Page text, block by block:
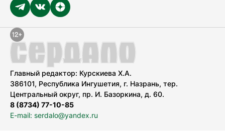
Главный редактор: Курскиева Х.А.
386101, Республика Ингушетия, г. Назрань, тер.
Центральный округ, пр. И. Базоркина, д. 60.
8 (8734) 77-10-85
E-mail: serdalo@yandex.ru